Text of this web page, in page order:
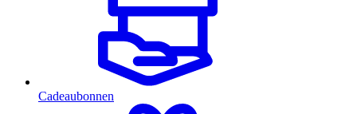
Cadeaubonnen